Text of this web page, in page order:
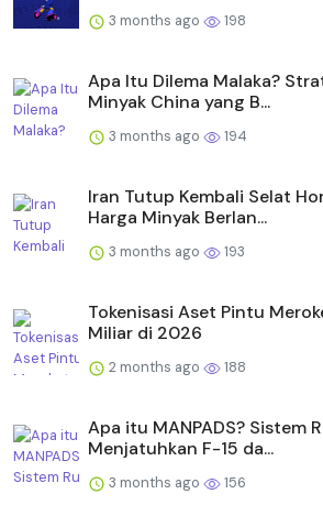
3 months ago 198
Apa Itu Dilema Malaka?
Minyak China yang B...
3 months ago 194
Iran Tutup Kembali Selat
Harga Minyak Berlan...
3 months ago 193
Tokenisasi Aset Pintu
Miliar di 2026
2 months ago 188
Apa itu MANPADS? Sistem
Menjatuhkan F-15 da...
3 months ago 156